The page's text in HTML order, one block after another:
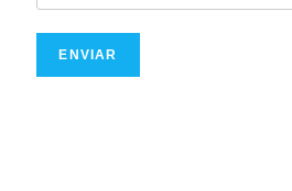
ENVIAR